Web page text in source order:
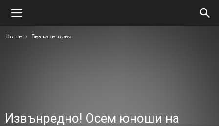
Home Без категория
Извънредно! Осем юноши на